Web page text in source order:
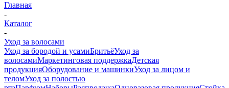
Главная
-
Каталог
-
Уход за волосами
Уход за бородой и усамиБритьёУход за
волосамиМаркетинговая поддержкаДетская
продукцияОборудование и машинкиУход за лицом и
теломУход за полостью